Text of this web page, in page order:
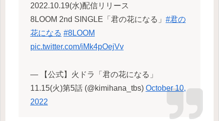
2022.10.19(水)配信リリース
8LOOM 2nd SINGLE「君の花になる」 #君の
花になる #8LOOM
pic.twitter.com/iMk4pOejVv
— 【公式】火ドラ「君の花になる」
11.15(火)第5話 (@kimihana_tbs) October 10,
2022